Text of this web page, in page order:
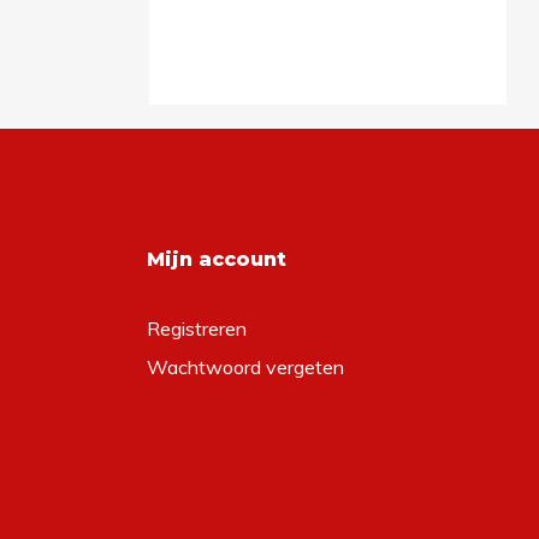
Mijn account
Registreren
Wachtwoord vergeten